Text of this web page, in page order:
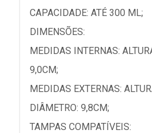
CAPACIDADE: ATÉ 300 ML;
DIMENSÕES:
MEDIDAS INTERNAS:
9,0CM;
MEDIDAS EXTERNAS:
DIÂMETRO: 9,8CM;
TAMPAS COMPATÍVEIS: